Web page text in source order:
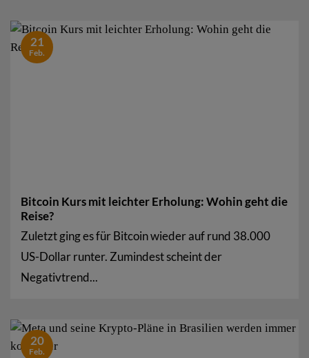
Bitcoin Kurs mit leichter Erholung: Wohin geht die
Reise?
Zuletzt ging es für Bitcoin wieder auf rund 38.000
US-Dollar runter. Zumindest scheint der
Negativtrend...
21
Feb.
20
Feb.